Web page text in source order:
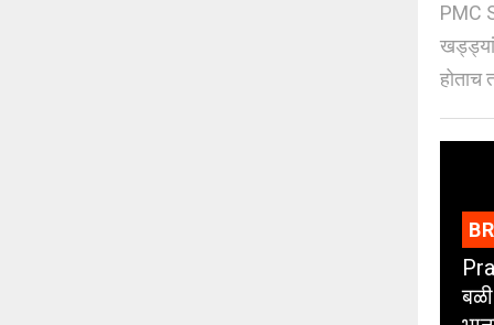
PMC
होताच